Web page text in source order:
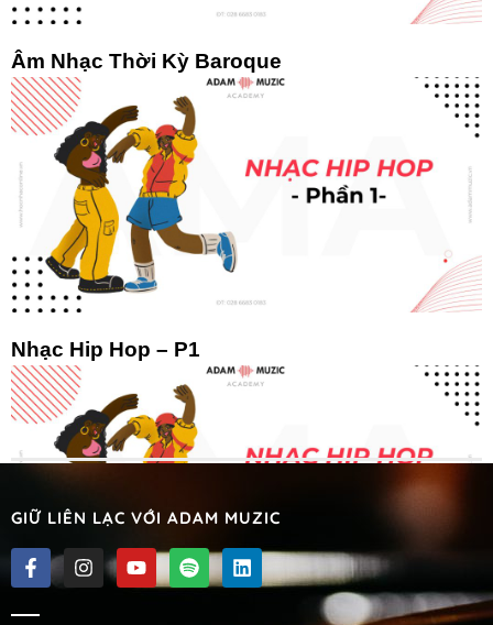
Âm Nhạc Thời Kỳ Baroque
Nhạc Hip Hop – P1
GIỮ LIÊN LẠC VỚI ADAM MUZIC